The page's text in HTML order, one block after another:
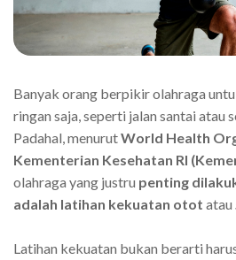
Banyak orang berpikir olahraga
ringan saja, seperti jalan santai atau
Padahal, menurutWorld Health
Kementerian Kesehatan RI
olahraga yang justru penting
adalah latihan kekuatan otot atau
Latihan kekuatan bukan berarti